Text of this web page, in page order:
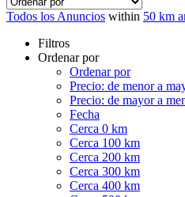
Todos los Anuncios within 50 km
Filtros
Ordenar por
Ordenar por
Precio: de menor a
Precio: de mayor a
Fecha
Cerca 0 km
Cerca 100 km
Cerca 200 km
Cerca 300 km
Cerca 400 km